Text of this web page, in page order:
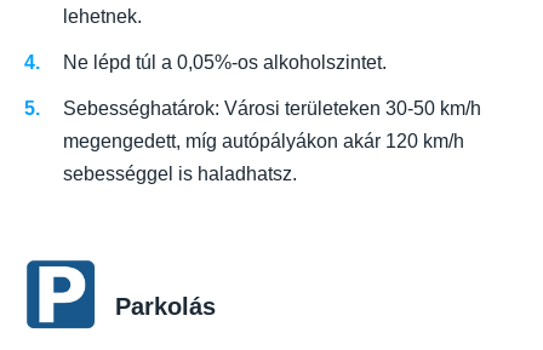
lehetnek.
Ne lépd túl a 0,05%-os alkoholszintet.
Sebességhatárok: Városi területeken 30-50 km/h
megengedett, míg autópályákon akár 120 km/h
sebességgel is haladhatsz.
Parkolás